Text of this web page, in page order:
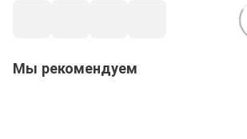
Мы рекомендуем